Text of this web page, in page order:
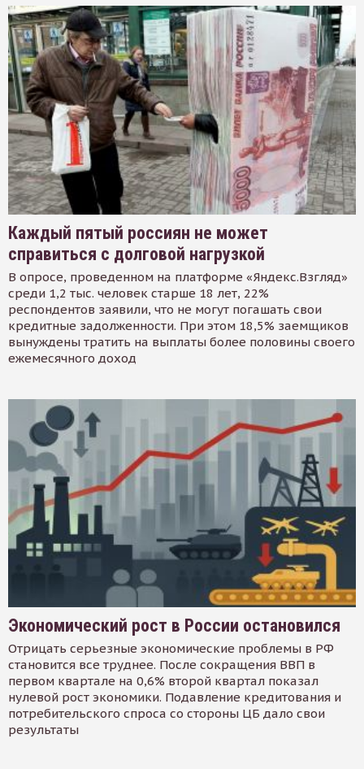
Каждый пятый россиян не может
справиться с долговой нагрузкой
В опросе, проведенном на платформе «Яндекс.Взгляд»
среди 1,2 тыс. человек старше 18 лет, 22%
респондентов заявили, что не могут погашать свои
кредитные задолженности. При этом 18,5% заемщиков
вынуждены тратить на выплаты более половины своего
ежемесячного доход
Экономический рост в России остановился
Отрицать серьезные экономические проблемы в РФ
становится все труднее. После сокращения ВВП в
первом квартале на 0,6% второй квартал показал
нулевой рост экономики. Подавление кредитования и
потребительского спроса со стороны ЦБ дало свои
результаты